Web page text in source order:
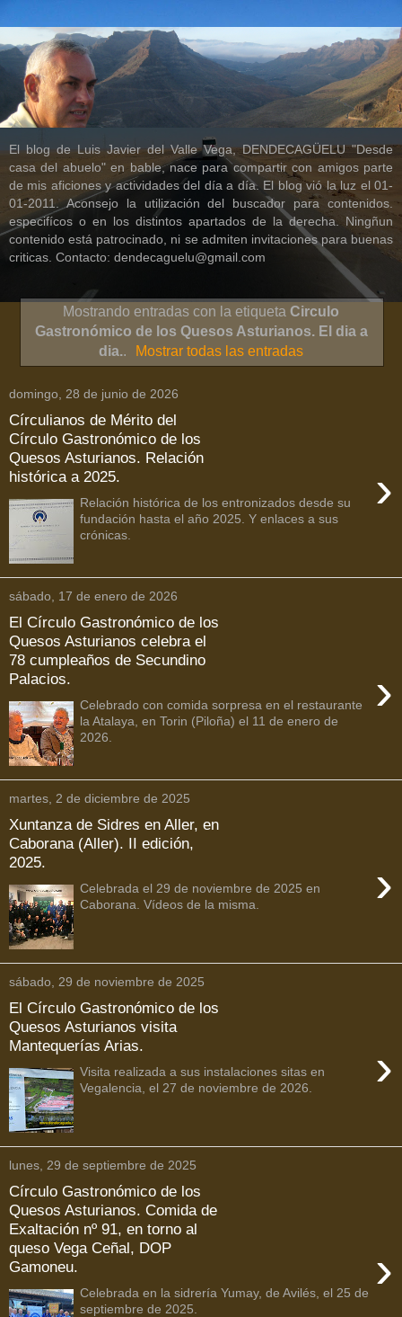
El blog de Luis Javier del Valle Vega, DENDECAGÜELU "Desde
casa del abuelo" en bable, nace para compartir con amigos parte
de mis aficiones y actividades del día a día. El blog vió la luz el 01-
01-2011. Aconsejo la utilización del buscador para contenidos.
especifícos o en los distintos apartados de la derecha. Ningñun
contenido está patrocinado, ni se admiten invitaciones para buenas
criticas. Contacto: dendecaguelu@gmail.com
Mostrando entradas con la etiqueta Circulo
Gastronómico de los Quesos Asturianos. El dia a
dia.. Mostrar todas las entradas
domingo, 28 de junio de 2026
Círculianos de Mérito del
Círculo Gastronómico de los
Quesos Asturianos. Relación
histórica a 2025.
›
Relación histórica de los entronizados desde su
fundación hasta el año 2025. Y enlaces a sus
crónicas.
sábado, 17 de enero de 2026
El Círculo Gastronómico de los
Quesos Asturianos celebra el
78 cumpleaños de Secundino
Palacios.
›
Celebrado con comida sorpresa en el restaurante
la Atalaya, en Torin (Piloña) el 11 de enero de
2026.
martes, 2 de diciembre de 2025
Xuntanza de Sidres en Aller, en
Caborana (Aller). II edición,
2025.
›
Celebrada el 29 de noviembre de 2025 en
Caborana. Vídeos de la misma.
sábado, 29 de noviembre de 2025
El Círculo Gastronómico de los
Quesos Asturianos visita
Mantequerías Arias.
›
Visita realizada a sus instalaciones sitas en
Vegalencia, el 27 de noviembre de 2026.
lunes, 29 de septiembre de 2025
Círculo Gastronómico de los
Quesos Asturianos. Comida de
Exaltación nº 91, en torno al
queso Vega Ceñal, DOP
Gamoneu.
›
Celebrada en la sidrería Yumay, de Avilés, el 25 de
septiembre de 2025.